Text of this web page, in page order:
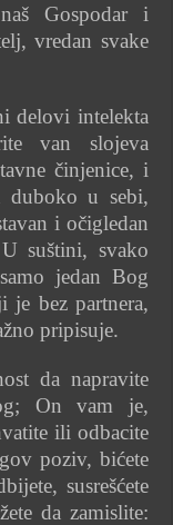
Gospodar i
vredan svake
delovi intelekta
van slojeva
činjenice, i
duboko u sebi,
i očigledan
suštini, svako
jedan Bog
je bez partnera,
pripisuje.
da napravite
On vam je,
ili odbacite
poziv, bićete
susrešćete
da zamislite: